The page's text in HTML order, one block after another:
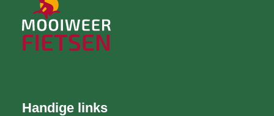
Handige links